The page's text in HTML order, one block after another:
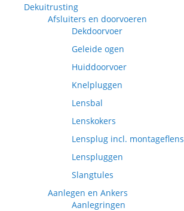
Dekuitrusting
Afsluiters en doorvoeren
Dekdoorvoer
Geleide ogen
Huiddoorvoer
Knelpluggen
Lensbal
Lenskokers
Lensplug incl. montageflens
Lenspluggen
Slangtules
Aanlegen en Ankers
Aanlegringen